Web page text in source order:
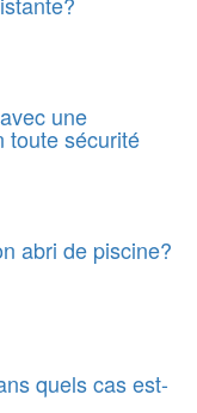
une
toute sécurité
abri de piscine?
quels cas est-